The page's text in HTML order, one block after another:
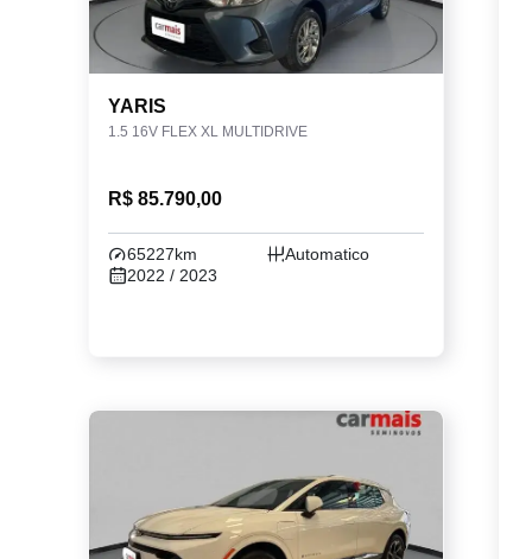
YARIS
1.5 16V FLEX XL MULTIDRIVE
R$ 85.790,00
65227km
Automatico
2022 / 2023